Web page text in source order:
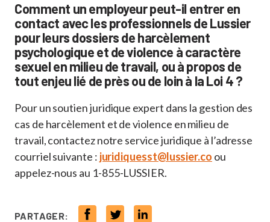
Comment un employeur peut-il entrer en
contact avec les professionnels de Lussier
pour leurs dossiers de harcèlement
psychologique et de violence à caractère
sexuel en milieu de travail, ou à propos de
tout enjeu lié de près ou de loin à la Loi 4 ?
Pour un soutien juridique expert dans la gestion des
cas de harcèlement et de violence en milieu de
travail, contactez notre service juridique à l’adresse
courriel suivante : juridiquesst@lussier.co ou
appelez-nous au 1-855-LUSSIER.
PARTAGER: